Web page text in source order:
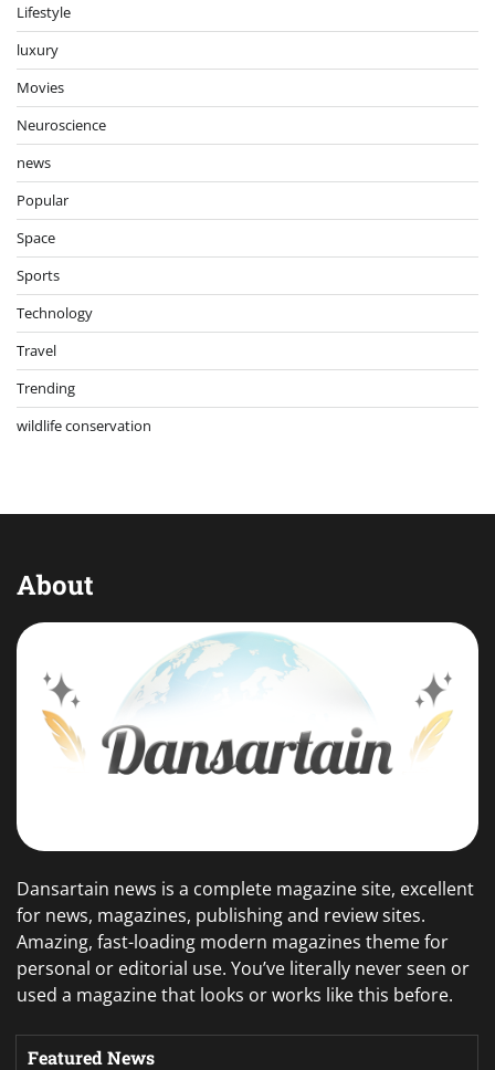
Lifestyle
luxury
Movies
Neuroscience
news
Popular
Space
Sports
Technology
Travel
Trending
wildlife conservation
About
Dansartain news is a complete magazine site, excellent
for news, magazines, publishing and review sites.
Amazing, fast-loading modern magazines theme for
personal or editorial use. You’ve literally never seen or
used a magazine that looks or works like this before.
Featured News